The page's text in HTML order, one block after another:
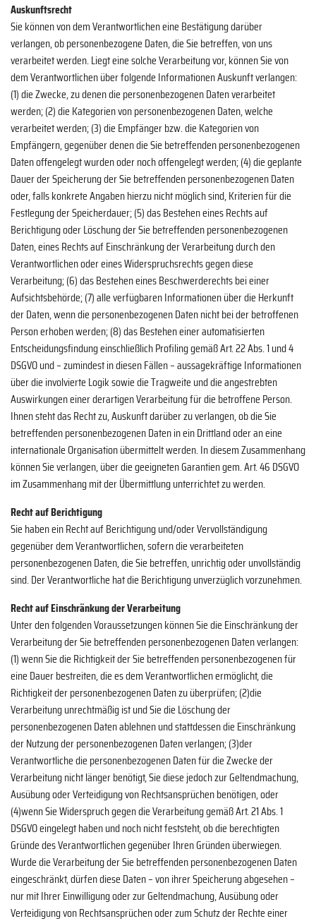
Auskunftsrecht
Sie können von dem Verantwortlichen eine Bestätigung darüber
verlangen, ob personenbezogene Daten, die Sie betreffen, von uns
verarbeitet werden. Liegt eine solche Verarbeitung vor, können Sie von
dem Verantwortlichen über folgende Informationen Auskunft verlangen:
(1) die Zwecke, zu denen die personenbezogenen Daten verarbeitet
werden; (2) die Kategorien von personenbezogenen Daten, welche
verarbeitet werden; (3) die Empfänger bzw. die Kategorien von
Empfängern, gegenüber denen die Sie betreffenden personenbezogenen
Daten offengelegt wurden oder noch offengelegt werden; (4) die geplante
Dauer der Speicherung der Sie betreffenden personenbezogenen Daten
oder, falls konkrete Angaben hierzu nicht möglich sind, Kriterien für die
Festlegung der Speicherdauer; (5) das Bestehen eines Rechts auf
Berichtigung oder Löschung der Sie betreffenden personenbezogenen
Daten, eines Rechts auf Einschränkung der Verarbeitung durch den
Verantwortlichen oder eines Widerspruchsrechts gegen diese
Verarbeitung; (6) das Bestehen eines Beschwerderechts bei einer
Aufsichtsbehörde; (7) alle verfügbaren Informationen über die Herkunft
der Daten, wenn die personenbezogenen Daten nicht bei der betroffenen
Person erhoben werden; (8) das Bestehen einer automatisierten
Entscheidungsfindung einschließlich Profiling gemäß Art. 22 Abs. 1 und 4
DSGVO und – zumindest in diesen Fällen – aussagekräftige Informationen
über die involvierte Logik sowie die Tragweite und die angestrebten
Auswirkungen einer derartigen Verarbeitung für die betroffene Person.
Ihnen steht das Recht zu, Auskunft darüber zu verlangen, ob die Sie
betreffenden personenbezogenen Daten in ein Drittland oder an eine
internationale Organisation übermittelt werden. In diesem Zusammenhang
können Sie verlangen, über die geeigneten Garantien gem. Art. 46 DSGVO
im Zusammenhang mit der Übermittlung unterrichtet zu werden.
Recht auf Berichtigung
Sie haben ein Recht auf Berichtigung und/oder Vervollständigung
gegenüber dem Verantwortlichen, sofern die verarbeiteten
personenbezogenen Daten, die Sie betreffen, unrichtig oder unvollständig
sind. Der Verantwortliche hat die Berichtigung unverzüglich vorzunehmen.
Recht auf Einschränkung der Verarbeitung
Unter den folgenden Voraussetzungen können Sie die Einschränkung der
Verarbeitung der Sie betreffenden personenbezogenen Daten verlangen:
(1) wenn Sie die Richtigkeit der Sie betreffenden personenbezogenen für
eine Dauer bestreiten, die es dem Verantwortlichen ermöglicht, die
Richtigkeit der personenbezogenen Daten zu überprüfen; (2)die
Verarbeitung unrechtmäßig ist und Sie die Löschung der
personenbezogenen Daten ablehnen und stattdessen die Einschränkung
der Nutzung der personenbezogenen Daten verlangen; (3)der
Verantwortliche die personenbezogenen Daten für die Zwecke der
Verarbeitung nicht länger benötigt, Sie diese jedoch zur Geltendmachung,
Ausübung oder Verteidigung von Rechtsansprüchen benötigen, oder
(4)wenn Sie Widerspruch gegen die Verarbeitung gemäß Art. 21 Abs. 1
DSGVO eingelegt haben und noch nicht feststeht, ob die berechtigten
Gründe des Verantwortlichen gegenüber Ihren Gründen überwiegen.
Wurde die Verarbeitung der Sie betreffenden personenbezogenen Daten
eingeschränkt, dürfen diese Daten – von ihrer Speicherung abgesehen –
nur mit Ihrer Einwilligung oder zur Geltendmachung, Ausübung oder
Verteidigung von Rechtsansprüchen oder zum Schutz der Rechte einer